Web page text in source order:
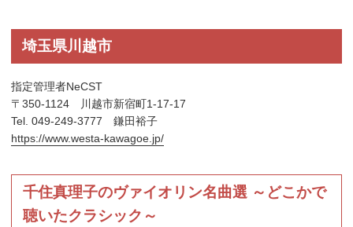
埼玉県川越市
指定管理者NeCST
〒350-1124 川越市新宿町1-17-17
Tel. 049-249-3777 鎌田裕子
https://www.westa-kawagoe.jp/
千住真理子のヴァイオリン名曲選 ～どこかで
聴いたクラシック～